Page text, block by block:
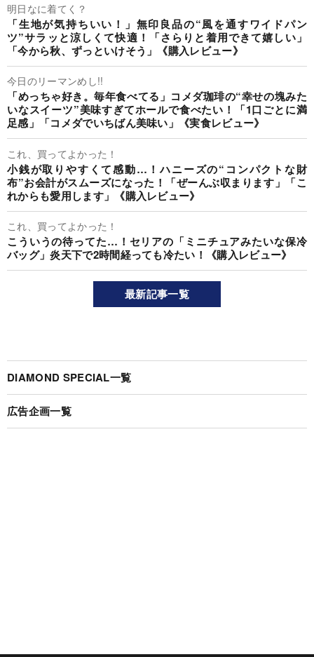
明日なに着てく？
「生地が気持ちいい！」無印良品の“風を通すワイドパン
ツ”サラッと涼しくて快適！「さらりと着用できて嬉しい」
「今から秋、ずっといけそう」《購入レビュー》
今日のリーマンめし!!
「めっちゃ好き。毎年食べてる」コメダ珈琲の“幸せの塊みた
いなスイーツ”美味すぎてホールで食べたい！「1口ごとに満
足感」「コメダでいちばん美味い」《実食レビュー》
これ、買ってよかった！
小銭が取りやすくて感動…！ハニーズの“コンパクトな財
布”お会計がスムーズになった！「ぜーんぶ収まります」「こ
れからも愛用します」《購入レビュー》
これ、買ってよかった！
こういうの待ってた…！セリアの「ミニチュアみたいな保冷
バッグ」炎天下で2時間経っても冷たい！《購入レビュー》
最新記事一覧
DIAMOND SPECIAL一覧
広告企画一覧